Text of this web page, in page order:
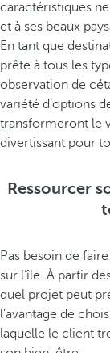
caractéristiques
et à ses beaux
En tant que
prête à tous les
observation de
variété d’options
transformeront le
divertissant pour
Ressourcer
Pas besoin de
sur l’île. À partir
quel projet peut
l’avantage de
laquelle le client